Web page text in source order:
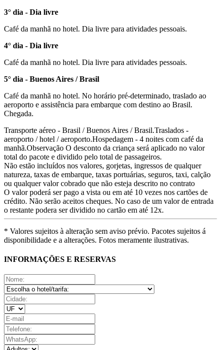
3° dia - Dia livre
Café da manhã no hotel. Dia livre para atividades pessoais.
4° dia - Dia livre
Café da manhã no hotel. Dia livre para atividades pessoais.
5° dia - Buenos Aires / Brasil
Café da manhã no hotel. No horário pré-determinado, traslado ao
aeroporto e assistência para embarque com destino ao Brasil.
Chegada.
Transporte aéreo - Brasil / Buenos Aires / Brasil.Traslados -
aeroporto / hotel / aeroporto.Hospedagem - 4 noites com café da
manhã.Observação O desconto da criança será aplicado no valor
total do pacote e dividido pelo total de passageiros.
Não estão incluídos nos valores, gorjetas, ingressos de qualquer
natureza, taxas de embarque, taxas portuárias, seguros, taxi, calção
ou qualquer valor cobrado que não esteja descrito no contrato
O valor poderá ser pago a vista ou em até 10 vezes nos cartões de
crédito. Não serão aceitos cheques. No caso de um valor de entrada
o restante podera ser dividido no cartão em até 12x.
* Valores sujeitos à alteração sem aviso prévio. Pacotes sujeitos á
disponibilidade e a alterações. Fotos meramente ilustrativas.
INFORMAÇÕES E RESERVAS